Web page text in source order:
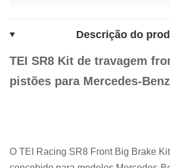
Descrição do
TEI SR8 Kit de travagem
pistões para Mercedes-
O TEI Racing SR8 Front Big Brake